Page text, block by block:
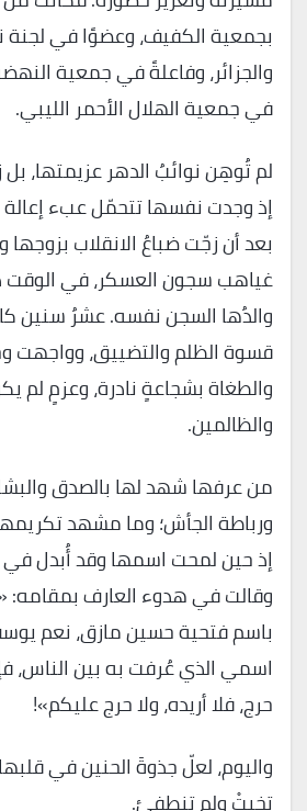
بجمعية الكفيف، وعضوًا في
والجزائر، وفاعلةً في جمعية
في جمعية الهلال الأحمر الليبي.
لم تُوهِن نوائبُ الدهر عزيمتها، بل
إذ وجدت نفسها تتحمّل عبء
بعد أن زجّت ضباعُ الانقلاب
غياهب سجون العسكر، في الوقت
والدُها السجن نفسه. عشرُ سنين
قسوة الظلم والتضييق، وواجهت
والطغاة بشجاعةٍ نادرة، وعزمٍ لم
والظالمين.
من عرفها شهد لها بالصدق
ورباطة الجأش؛ وما مشهد
إذ حين لمحت اسمها وقد أُبدل
وقالت في هدوء العارف بمقامه:
باسم فتحية حسين مازق، نعم
اسمي الذي عُرفت به بين الناس،
حرج، فلا أريده، ولا حرج عليكم»!
واليوم، لعلّ جذوةَ الحنين في
تخبتْ ولم تنطفئ.